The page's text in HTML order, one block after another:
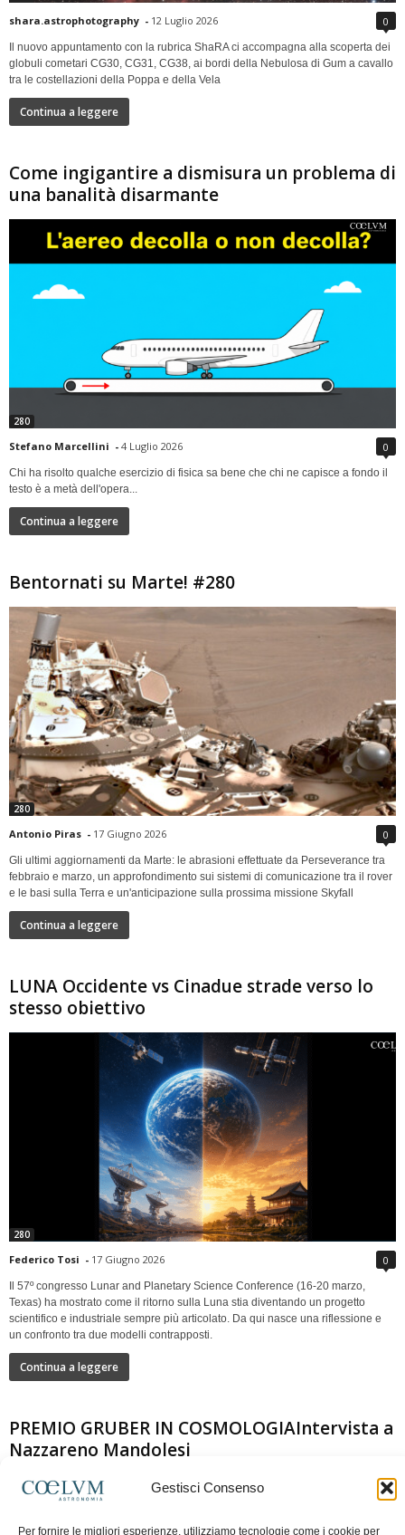
Gestisci Consenso
Per fornire le migliori esperienze, utilizziamo tecnologie come i cookie per
shara.astrophotography - 12 Luglio 2026 0
Il nuovo appuntamento con la rubrica ShaRA ci accompagna alla scoperta dei
globuli cometari CG30, CG31, CG38, ai bordi della Nebulosa di Gum a cavallo
tra le costellazioni della Poppa e della Vela
Continua a leggere
Come ingigantire a dismisura un problema di
una banalità disarmante
280
Stefano Marcellini - 4 Luglio 2026 0
Chi ha risolto qualche esercizio di fisica sa bene che chi ne capisce a fondo il
testo è a metà dell'opera...
Continua a leggere
Bentornati su Marte! #280
280
Antonio Piras - 17 Giugno 2026 0
Gli ultimi aggiornamenti da Marte: le abrasioni effettuate da Perseverance tra
febbraio e marzo, un approfondimento sui sistemi di comunicazione tra il rover
e le basi sulla Terra e un'anticipazione sulla prossima missione Skyfall
Continua a leggere
LUNA Occidente vs Cinadue strade verso lo
stesso obiettivo
280
Federico Tosi - 17 Giugno 2026 0
Il 57º congresso Lunar and Planetary Science Conference (16-20 marzo,
Texas) ha mostrato come il ritorno sulla Luna stia diventando un progetto
scientifico e industriale sempre più articolato. Da qui nasce una riflessione e
un confronto tra due modelli contrapposti.
Continua a leggere
PREMIO GRUBER IN COSMOLOGIAIntervista a
Nazzareno Mandolesi